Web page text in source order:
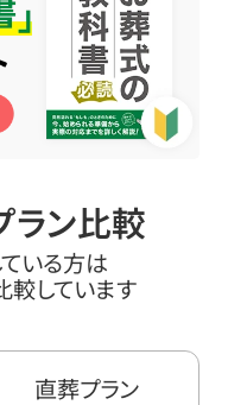
ラン比較
いる方は
較しています
直葬プラン